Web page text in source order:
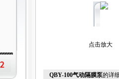
点击放大
QBY-100气动隔膜泵的详